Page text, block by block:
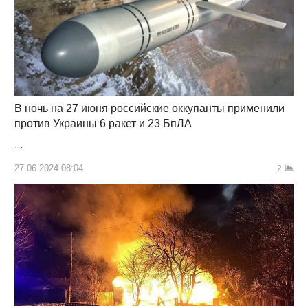
В ночь на 27 июня российские оккупанты применили
против Украины 6 ракет и 23 БпЛА
27.06.2024 08:04 2